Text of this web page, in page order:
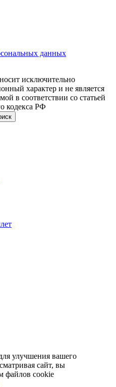
данных
исключительно
характер и не является
в соответствии со статьей
кодекса РФ
улучшения вашего
сайт, вы
файлов cookie